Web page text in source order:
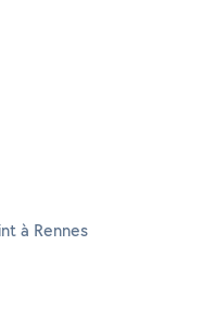
à Rennes